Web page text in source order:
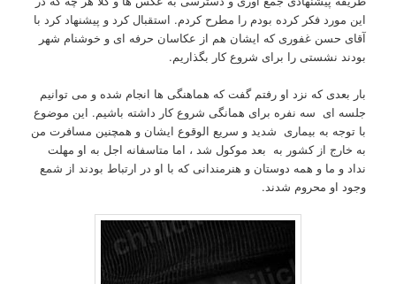
این مورد فکر کرده بودم را مطرح کردم. استقبال کرد و پیشنهاد کرد با
آقای حسن غفوری که ایشان هم از عکاسان حرفه ای و خوشنام شهر
بودند نشستی را برای شروع کار بگذاریم.
بار بعدی که نزد او رفتم گفت که هماهنگی ها انجام شده و می توانیم
جلسه ای سه نفره برای همانگی شروع کار داشته باشیم. این موضوع
با توجه به بیماری شدید و سریع الوقوع ایشان و همچنین مسافرت من
به خارج از کشور به بعد موکول شد ، اما متاسفانه اجل به او مهلت
نداد و ما و همه دوستان و هنرمندانی که با او در ارتباط بودند از شمع
وجود او محروم شدند.